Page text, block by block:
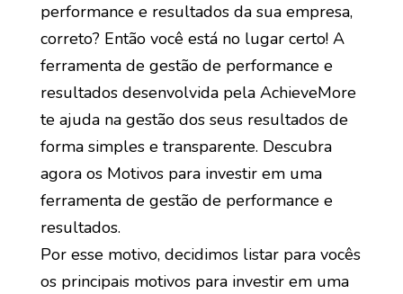
performance e resultados da sua empresa,
correto? Então você está no lugar certo! A
ferramenta de gestão de performance e
resultados desenvolvida pela AchieveMore
te ajuda na gestão dos seus resultados de
forma simples e transparente. Descubra
agora os Motivos para investir em uma
ferramenta de gestão de performance e
resultados.
Por esse motivo, decidimos listar para vocês
os principais motivos para investir em uma